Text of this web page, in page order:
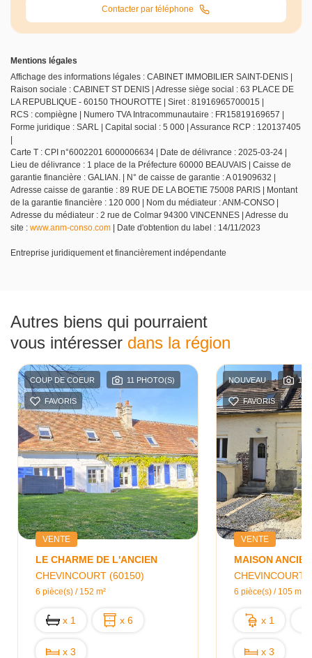
Contacter par téléphone
Mentions légales
Affichage des informations légales : CABINET IMMOBILIER SAINT-DENIS |
Raison sociale : CABINET ST DENIS | Adresse siège social : 63 PLACE DE
LA REPUBLIQUE - 60150 THOUROTTE | Siret : 81916965700015 |
RCS : compiègne | Numero TVA Intracommunautaire : FR15819169657 |
Forme juridique : SARL | Capital social : 5 000 | Assurance RCP : 120137405
Carte T : CPI n°6002201 6000006634 | Date de délivrance : 2025-03-24 |
Lieu de délivrance : 1 place de la Préfecture 60000 BEAUVAIS | Caisse de
garantie financière : GALIAN. | N° de caisse de garantie : A 01909632 |
Adresse caisse de garantie : 89 RUE DE LA BOETIE 75008 PARIS | Montant
de la garantie financière : 120 000 | Nom du médiateur : ANM-CONSO |
Adresse du médiateur : 2 rue de Colmar 94300 VINCENNES | Adresse du
site : www.anm-conso.com | Date d'obtention du label : 14/11/2023
Entreprise juridiquement et financièrement indépendante
Autres biens qui pourraient
vous intéresser dans la région
COUP DE COEUR 11 PHOTO(S)
FAVORIS
VENTE
LE CHARME DE L'ANCIEN
CHEVINCOURT (60150)
6 pièce(s) / 152 m²
x 1 x 6
x 3
NOUVEAU 11
FAVORIS
VENTE
CHEVINCOURT
6 pièce(s) / 105 m²
x 1
x 3